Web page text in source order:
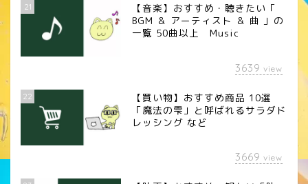
21
【音楽】おすすめ・聴きたい「
BGM ＆ アーティスト ＆ 曲 」の
一覧 50曲以上 Music
3639 view
22
【買い物】おすすめ商品 10選
「魔法の雫」と呼ばれるサラダド
レッシング など
3669 view